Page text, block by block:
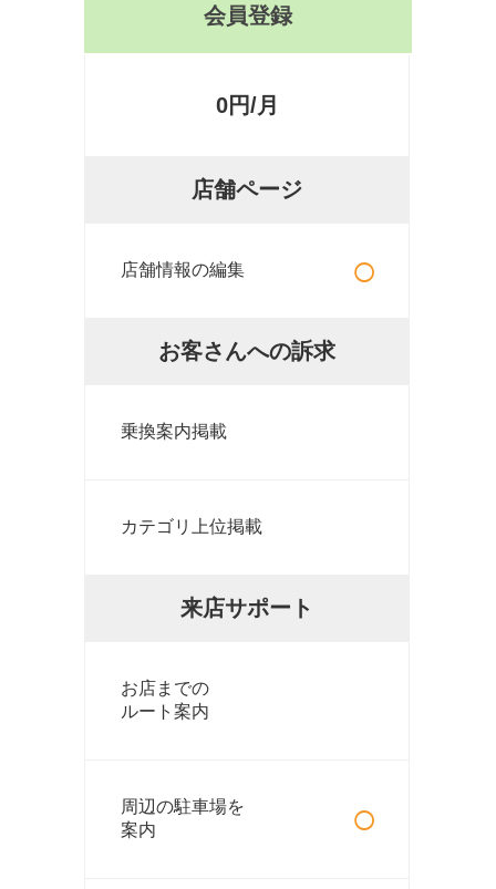
会員登録
0円/月
店舗ページ
店舗情報の編集 ○
お客さんへの訴求
乗換案内掲載
カテゴリ上位掲載
来店サポート
お店までの
ルート案内
周辺の駐車場を
案内
○